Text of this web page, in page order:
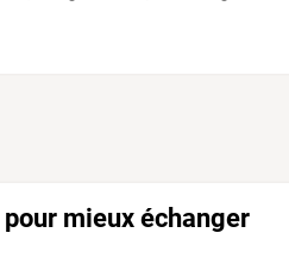
mieux échanger